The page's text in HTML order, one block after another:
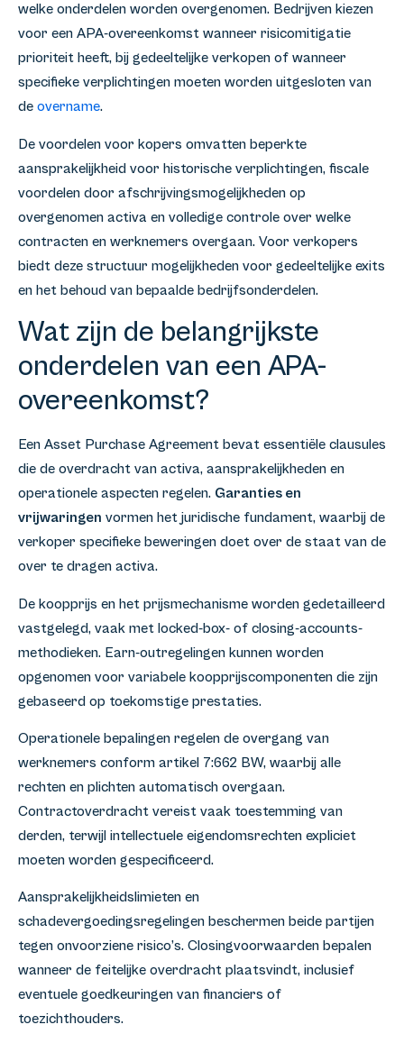
welke onderdelen worden overgenomen. Bedrijven kiezen
voor een APA-overeenkomst wanneer risicomitigatie
prioriteit heeft, bij gedeeltelijke verkopen of wanneer
specifieke verplichtingen moeten worden uitgesloten van
de overname.
De voordelen voor kopers omvatten beperkte
aansprakelijkheid voor historische verplichtingen, fiscale
voordelen door afschrijvingsmogelijkheden op
overgenomen activa en volledige controle over welke
contracten en werknemers overgaan. Voor verkopers
biedt deze structuur mogelijkheden voor gedeeltelijke exits
en het behoud van bepaalde bedrijfsonderdelen.
Wat zijn de belangrijkste
onderdelen van een APA-
overeenkomst?
Een Asset Purchase Agreement bevat essentiële clausules
die de overdracht van activa, aansprakelijkheden en
operationele aspecten regelen. Garanties en
vrijwaringen vormen het juridische fundament, waarbij de
verkoper specifieke beweringen doet over de staat van de
over te dragen activa.
De koopprijs en het prijsmechanisme worden gedetailleerd
vastgelegd, vaak met locked-box- of closing-accounts-
methodieken. Earn-outregelingen kunnen worden
opgenomen voor variabele koopprijscomponenten die zijn
gebaseerd op toekomstige prestaties.
Operationele bepalingen regelen de overgang van
werknemers conform artikel 7:662 BW, waarbij alle
rechten en plichten automatisch overgaan.
Contractoverdracht vereist vaak toestemming van
derden, terwijl intellectuele eigendomsrechten expliciet
moeten worden gespecificeerd.
Aansprakelijkheidslimieten en
schadevergoedingsregelingen beschermen beide partijen
tegen onvoorziene risico’s. Closingvoorwaarden bepalen
wanneer de feitelijke overdracht plaatsvindt, inclusief
eventuele goedkeuringen van financiers of
toezichthouders.